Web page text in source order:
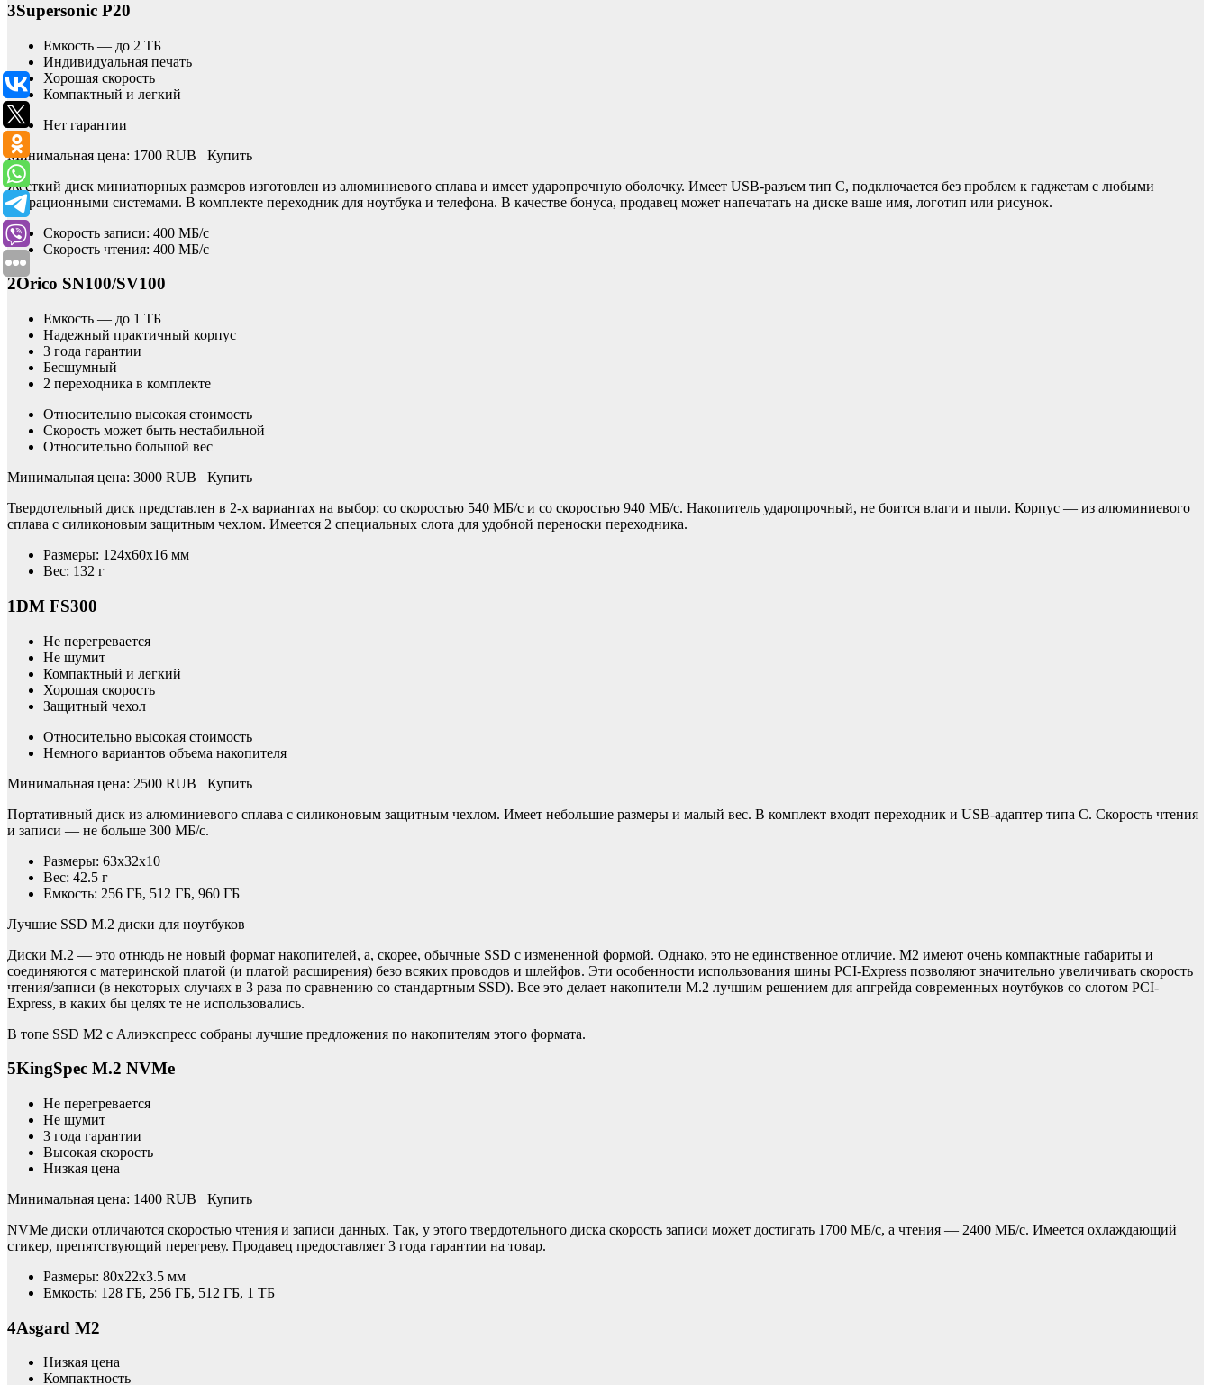
3Supersonic P20
Емкость — до 2 ТБ
Индивидуальная печать
Хорошая скорость
Компактный и легкий
Нет гарантии
Минимальная цена: 1700 RUB Купить
Жесткий диск миниатюрных размеров изготовлен из алюминиевого сплава и имеет ударопрочную оболочку. Имеет USB-разъем тип C, подключается без проблем к гаджетам с любыми
операционными системами. В комплекте переходник для ноутбука и телефона. В качестве бонуса, продавец может напечатать на диске ваше имя, логотип или рисунок.
Скорость записи: 400 МБ/с
Скорость чтения: 400 МБ/с
2Orico SN100/SV100
Емкость — до 1 ТБ
Надежный практичный корпус
3 года гарантии
Бесшумный
2 переходника в комплекте
Относительно высокая стоимость
Скорость может быть нестабильной
Относительно большой вес
Минимальная цена: 3000 RUB Купить
Твердотельный диск представлен в 2-х вариантах на выбор: со скоростью 540 МБ/с и со скоростью 940 МБ/с. Накопитель ударопрочный, не боится влаги и пыли. Корпус — из алюминиевого
сплава с силиконовым защитным чехлом. Имеется 2 специальных слота для удобной переноски переходника.
Размеры: 124x60x16 мм
Вес: 132 г
1DM FS300
Не перегревается
Не шумит
Компактный и легкий
Хорошая скорость
Защитный чехол
Относительно высокая стоимость
Немного вариантов объема накопителя
Минимальная цена: 2500 RUB Купить
Портативный диск из алюминиевого сплава с силиконовым защитным чехлом. Имеет небольшие размеры и малый вес. В комплект входят переходник и USB-адаптер типа C. Скорость чтения
и записи — не больше 300 МБ/с.
Размеры: 63x32x10
Вес: 42.5 г
Емкость: 256 ГБ, 512 ГБ, 960 ГБ
Лучшие SSD M.2 диски для ноутбуков
Диски M.2 — это отнюдь не новый формат накопителей, а, скорее, обычные SSD с измененной формой. Однако, это не единственное отличие. M2 имеют очень компактные габариты и
соединяются с материнской платой (и платой расширения) безо всяких проводов и шлейфов. Эти особенности использования шины PCI-Express позволяют значительно увеличивать скорость
чтения/записи (в некоторых случаях в 3 раза по сравнению со стандартным SSD). Все это делает накопители M.2 лучшим решением для апгрейда современных ноутбуков со слотом PCI-
Express, в каких бы целях те не использовались.
В топе SSD M2 с Алиэкспресс собраны лучшие предложения по накопителям этого формата.
5KingSpec M.2 NVMe
Не перегревается
Не шумит
3 года гарантии
Высокая скорость
Низкая цена
Минимальная цена: 1400 RUB Купить
NVMe диски отличаются скоростью чтения и записи данных. Так, у этого твердотельного диска скорость записи может достигать 1700 МБ/с, а чтения — 2400 МБ/с. Имеется охлаждающий
стикер, препятствующий перегреву. Продавец предоставляет 3 года гарантии на товар.
Размеры: 80x22x3.5 мм
Емкость: 128 ГБ, 256 ГБ, 512 ГБ, 1 ТБ
4Asgard M2
Низкая цена
Компактность